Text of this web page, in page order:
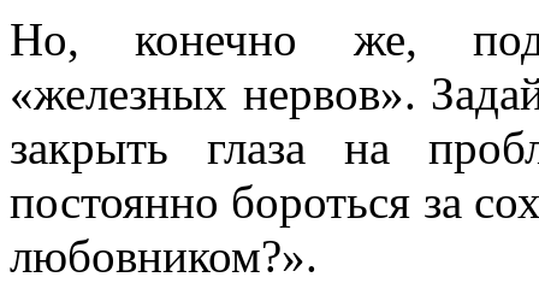
Но, конечно же,
«железных нервов».
закрыть глаза на
постоянно бороться за
любовником?».